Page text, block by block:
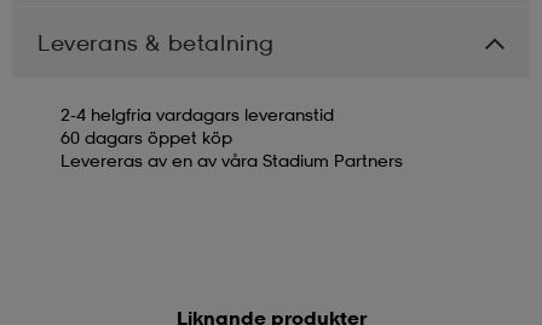
Leverans & betalning
2-4 helgfria vardagars leveranstid
60 dagars öppet köp
Levereras av en av våra Stadium Partners
Liknande produkter